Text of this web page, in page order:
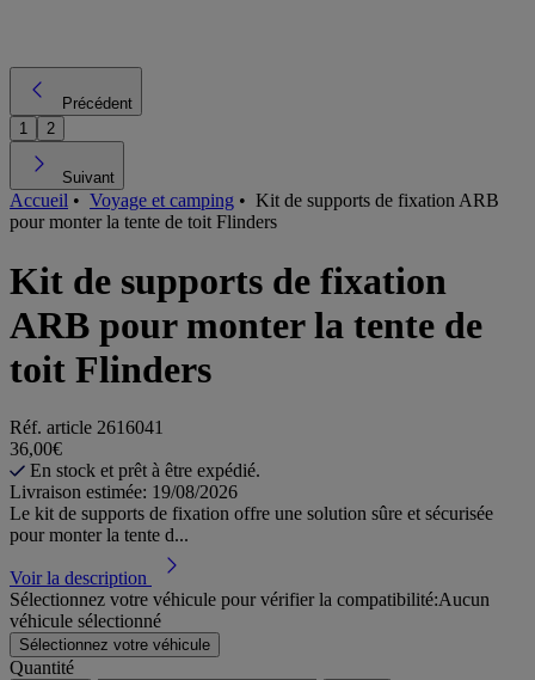
Précédent
1
2
Suivant
Accueil • Voyage et camping • Kit de supports de fixation ARB
pour monter la tente de toit Flinders
Kit de supports de fixation
ARB pour monter la tente de
toit Flinders
Réf. article 2616041
36,00€
En stock et prêt à être expédié.
Livraison estimée: 19/08/2026
Le kit de supports de fixation offre une solution sûre et sécurisée
pour monter la tente d...
Voir la description
Sélectionnez votre véhicule pour vérifier la compatibilité:Aucun
véhicule sélectionné
Sélectionnez votre véhicule
Quantité